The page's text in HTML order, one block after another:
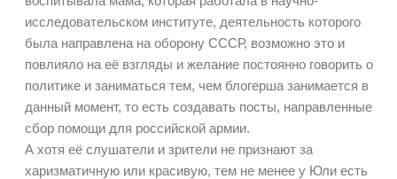
исследовательском институте, деятельность которого
была направлена на оборону СССР, возможно это и
повлияло на её взгляды и желание постоянно говорить о
политике и заниматься тем, чем блогерша занимается в
данный момент, то есть создавать посты, направленные
сбор помощи для российской армии.
А хотя её слушатели и зрители не признают за
харизматичную или красивую, тем не менее у Юли есть